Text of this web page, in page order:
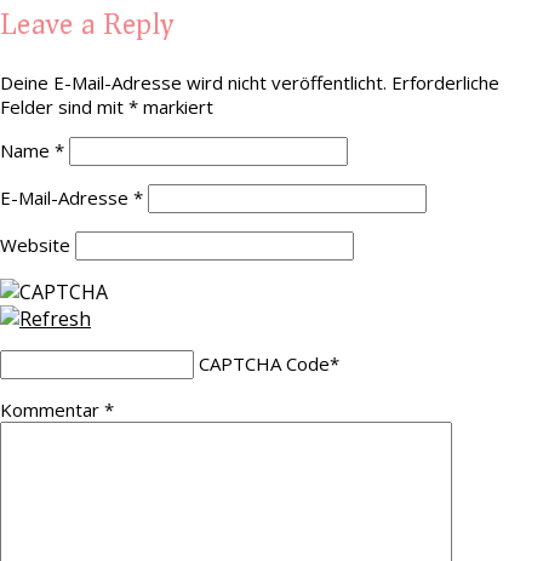
Leave a Reply
Deine E-Mail-Adresse wird nicht veröffentlicht. Erforderliche
Felder sind mit * markiert
Name *
E-Mail-Adresse *
Website
CAPTCHA Code*
Kommentar *